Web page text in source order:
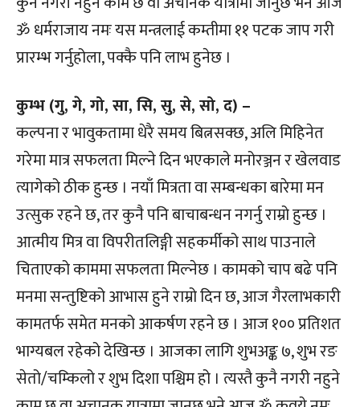
ॐ धर्मराजाय नमः यस मन्त्रलाई कम्तीमा ११ पटक जाप गरी
प्रारम्भ गर्नुहोला, पक्कै पनि लाभ हुनेछ ।
कुम्भ (गु, गे, गो, सा, सि, सु, से, सो, द) –
कल्पना र भावुकतामा धेरै समय बित्नसक्छ, अलि मिहिनेत
गरेमा मात्र सफलता मिल्ने दिन भएकाले मनोरञ्जन र खेलवाड
त्यागेको ठीक हुन्छ । नयाँ मित्रता वा सम्बन्धका बारेमा मन
उत्सुक रहने छ, तर कुनै पनि बाचाबन्धन नगर्नु राम्रो हुन्छ ।
आत्मीय मित्र वा विपरीतलिङ्गी सहकर्मीको साथ पाउनाले
चिताएको काममा सफलता मिल्नेछ । कामको चाप बढे पनि
मनमा सन्तुष्टिको आभास हुने राम्रो दिन छ, आज गैरलाभकारी
कामतर्फ समेत मनको आकर्षण रहने छ । आज १०० प्रतिशत
भाग्यबल रहेको देखिन्छ । आजका लागि शुभअङ्क ७, शुभ रङ
सेतो/चम्किलो र शुभ दिशा पश्चिम हो । त्यस्तै कुनै नगरी नहुने